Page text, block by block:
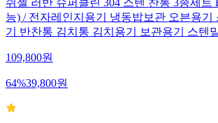
쉬젤 러반 슈퍼클린 304 스텐 찬통 3종세트
능) / 전자레인지용기 냉동밥보관 오븐용기
기 반찬통 김치통 김치용기 보관용기 스텐
109,800원
64%39,800원